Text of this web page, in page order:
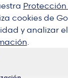
cookies de
y analizar
.